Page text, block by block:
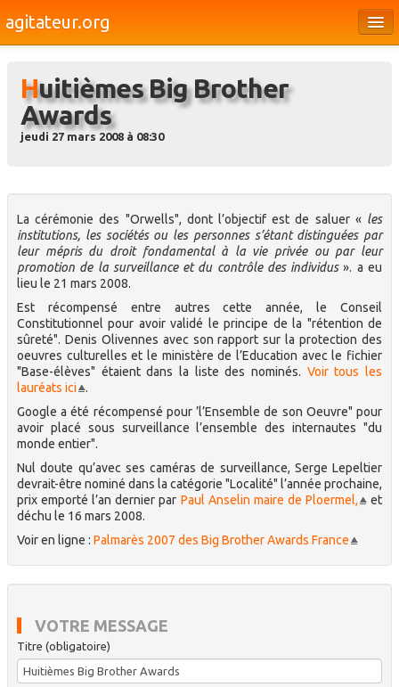
agitateur.org
Bourges & le Cher
Société
Médias
Dossiers
Brèves
Huitièmes Big Brother
Awards
jeudi 27 mars 2008 à 08:30
La cérémonie des "Orwells", dont l’objectif est de saluer « les
institutions, les sociétés ou les personnes s’étant distinguées par
leur mépris du droit fondamental à la vie privée ou par leur
promotion de la surveillance et du contrôle des individus». a eu
lieu le 21 mars 2008.
Est récompensé entre autres cette année, le Conseil
Constitutionnel pour avoir validé le principe de la "rétention de
sûreté". Denis Olivennes avec son rapport sur la protection des
oeuvres culturelles et le ministère de l’Education avec le fichier
"Base-élèves" étaient dans la liste des nominés. Voir tous les
lauréats ici
.
Google a été récompensé pour ’l’Ensemble de son Oeuvre" pour
avoir placé sous surveillance l’ensemble des internautes "du
monde entier".
Nul doute qu’avec ses caméras de surveillance, Serge Lepeltier
devrait-être nominé dans la catégorie "Localité" l’année prochaine,
prix emporté l’an dernier par Paul Anselin maire de Ploermel,
et
déchu le 16 mars 2008.
Voir en ligne : Palmarès 2007 des Big Brother Awards France
VOTRE MESSAGE
Titre (obligatoire)